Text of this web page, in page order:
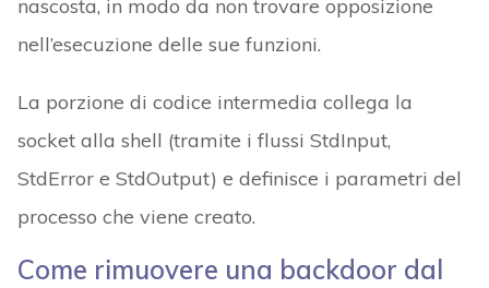
nascosta, in modo da non trovare opposizione
nell’esecuzione delle sue funzioni.
La porzione di codice intermedia collega la
socket alla shell (tramite i flussi StdInput,
StdError e StdOutput) e definisce i parametri del
processo che viene creato.
Come rimuovere una backdoor dal